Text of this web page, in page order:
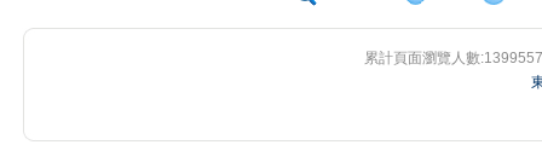
累計頁面瀏覽人數:1399557